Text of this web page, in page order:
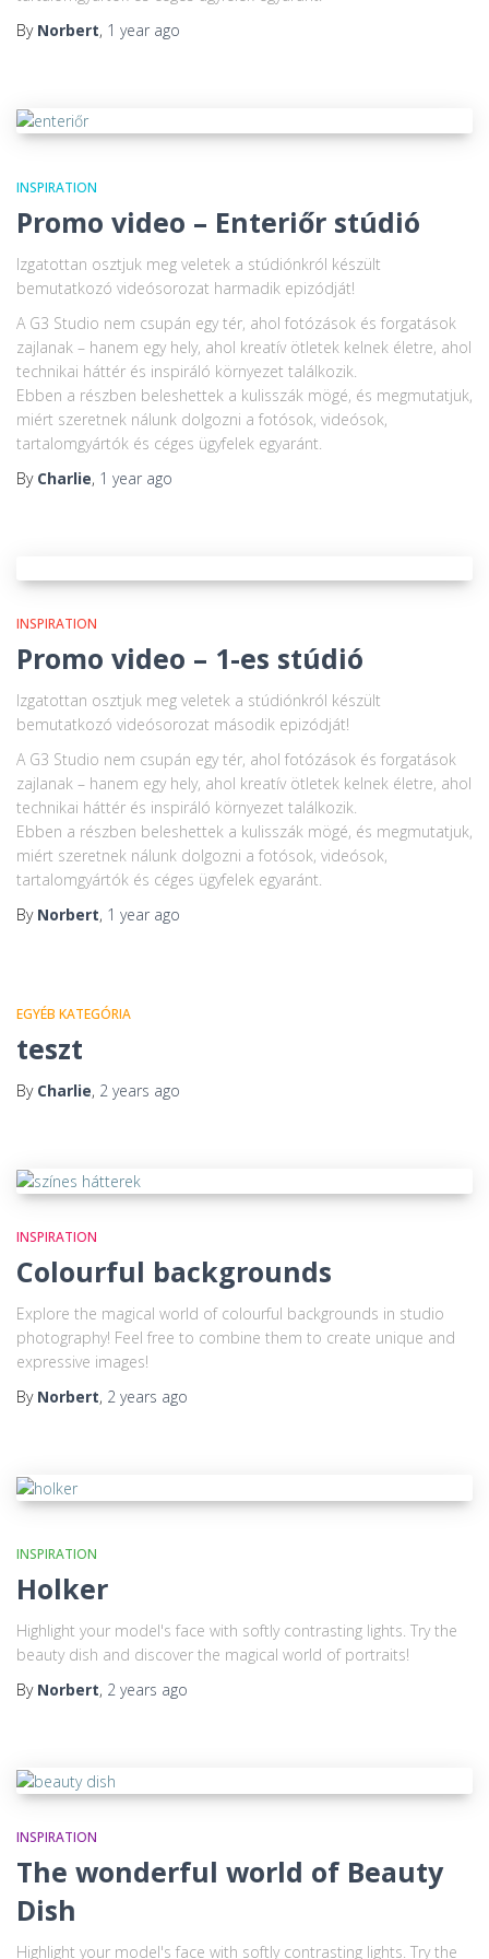
By Norbert, 1 year ago
INSPIRATION
Promo video – Enteriőr stúdió
Izgatottan osztjuk meg veletek a stúdiónkról készült
bemutatkozó videósorozat harmadik epizódját!
A G3 Studio nem csupán egy tér, ahol fotózások és forgatások
zajlanak – hanem egy hely, ahol kreatív ötletek kelnek életre, ahol
technikai háttér és inspiráló környezet találkozik.
Ebben a részben beleshettek a kulisszák mögé, és megmutatjuk,
miért szeretnek nálunk dolgozni a fotósok, videósok,
tartalomgyártók és céges ügyfelek egyaránt.
By Charlie, 1 year ago
INSPIRATION
Promo video – 1-es stúdió
Izgatottan osztjuk meg veletek a stúdiónkról készült
bemutatkozó videósorozat második epizódját!
A G3 Studio nem csupán egy tér, ahol fotózások és forgatások
zajlanak – hanem egy hely, ahol kreatív ötletek kelnek életre, ahol
technikai háttér és inspiráló környezet találkozik.
Ebben a részben beleshettek a kulisszák mögé, és megmutatjuk,
miért szeretnek nálunk dolgozni a fotósok, videósok,
tartalomgyártók és céges ügyfelek egyaránt.
By Norbert, 1 year ago
EGYÉB KATEGÓRIA
teszt
By Charlie, 2 years ago
INSPIRATION
Colourful backgrounds
Explore the magical world of colourful backgrounds in studio
photography! Feel free to combine them to create unique and
expressive images!
By Norbert, 2 years ago
INSPIRATION
Holker
Highlight your model's face with softly contrasting lights. Try the
beauty dish and discover the magical world of portraits!
By Norbert, 2 years ago
INSPIRATION
The wonderful world of Beauty
Dish
Highlight your model's face with softly contrasting lights. Try the